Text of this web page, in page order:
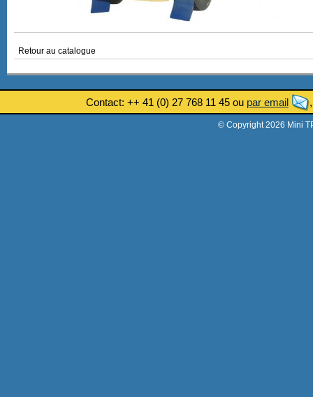
Retour au catalogue
Contact: ++ 41 (0) 27 768 11 45 ou par email
© Copyright 2026 Mini